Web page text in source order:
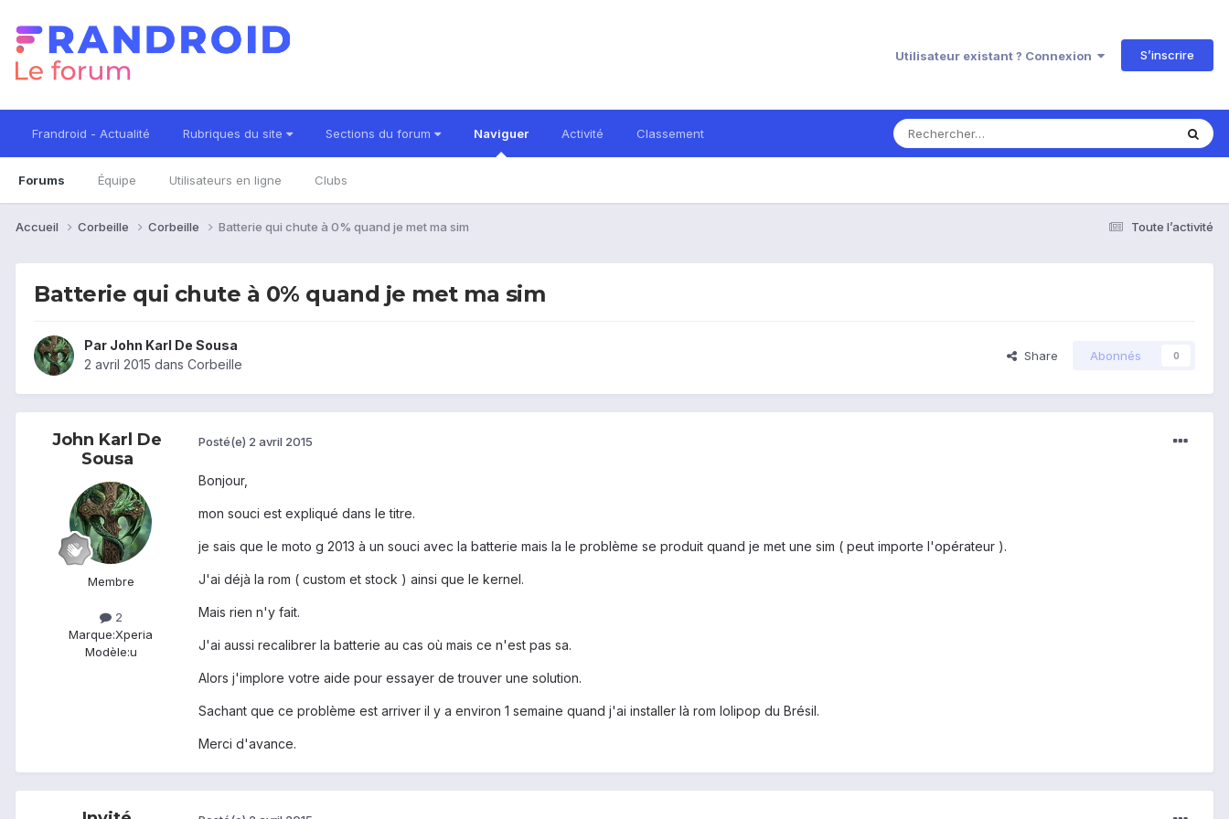
Utilisateur existant ? Connexion S’inscrire
Frandroid - Actualité Rubriques du site Sections du forum Naviguer
Forums Équipe Utilisateurs en ligne Clubs
Activité Classement
Toute l’activité
Accueil Corbeille Corbeille Batterie qui chute à 0% quand je met ma sim
Batterie qui chute à 0% quand je met ma sim
Par John Karl De Sousa
2 avril 2015 dans Corbeille
Share Abonnés 0
John Karl De
Sousa
Membre
2
Marque:Xperia
Modèle:u
Posté(e) 2 avril 2015
Bonjour,
mon souci est expliqué dans le titre.
je sais que le moto g 2013 à un souci avec la batterie mais la le problème se produit quand je met une sim ( peut importe l'opérateur ).
J'ai déjà la rom ( custom et stock ) ainsi que le kernel.
Mais rien n'y fait.
J'ai aussi recalibrer la batterie au cas où mais ce n'est pas sa.
Alors j'implore votre aide pour essayer de trouver une solution.
Sachant que ce problème est arriver il y a environ 1 semaine quand j'ai installer là rom lolipop du Brésil.
Merci d'avance.